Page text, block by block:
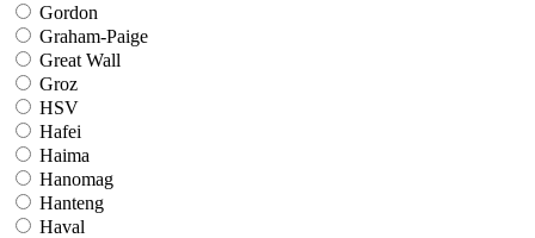
Gordon
Graham-Paige
Great Wall
Groz
HSV
Hafei
Haima
Hanomag
Hanteng
Haval